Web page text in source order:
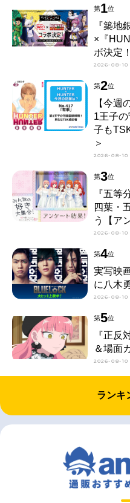
第1位
『築地
×『
ボ決定！
2026-08-10
第2位
【今週
1王子
子も
＞
2026-08-10
第3位
『五等
四葉・
う【ア
2026-08-10
第4位
実写映
に八木
2026-08-10
第5位
『正反
＆場面
2026-08-10
ランキ